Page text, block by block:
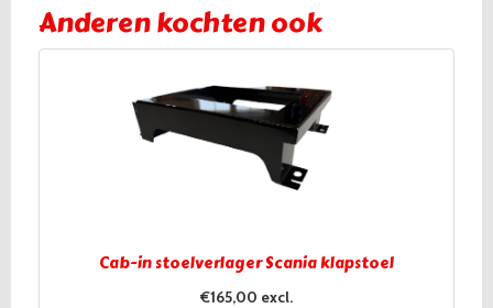
Anderen kochten ook
Cab-in stoelverlager Scania klapstoel
€165,00 excl.